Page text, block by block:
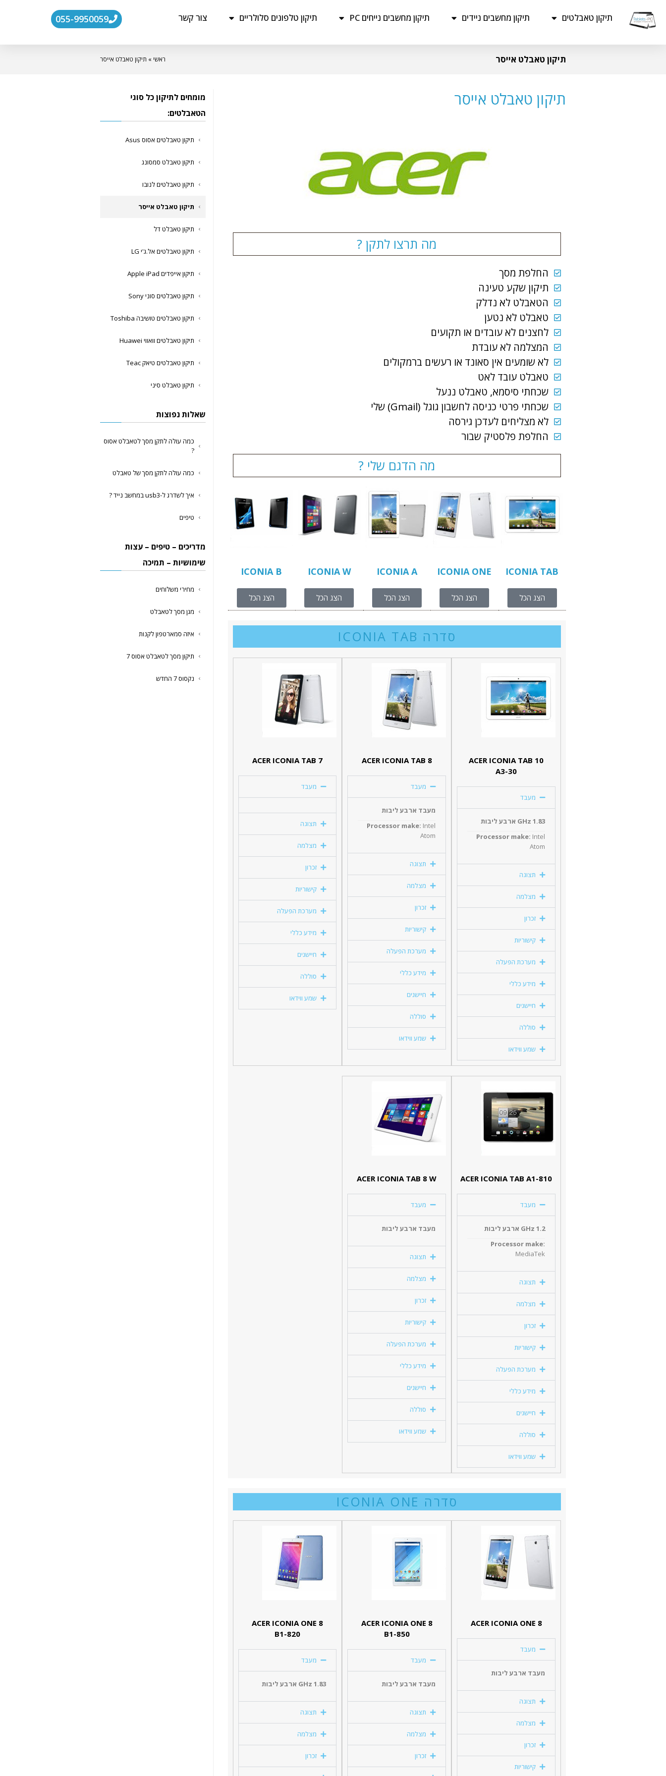
תיקון טאבלטים תיקון מחשבים ניידים תיקון מחשבים נייחים PC תיקון טלפונים סלולריים צור קשר 055-9950059
תיקון טאבלט אייסר ראשי » תיקון טאבלט אייסר
תיקון טאבלט אייסר
מה תרצו לתקן ?
החלפת מסך
תיקון שקע טעינה
הטאבלט לא נדלק
טאבלט לא נטען
לחצנים לא עובדים או תקועים
המצלמה לא עובדת
לא שומעים אין סאונד או רעשים ברמקולים
טאבלט עובד לאט
שכחתי סיסמא, טאבלט ננעל
שכחתי פרטי כניסה לחשבון גוגל (Gmail) שלי
לא מצליחים לעדכן גירסה
החלפת פלסטיק שבור
מה הדגם שלי ?
ICONIA TAB
הצג הכל
ICONIA ONE
הצג הכל
ICONIA A
הצג הכל
ICONIA W
הצג הכל
ICONIA B
הצג הכל
סדרה ICONIA TAB
ACER ICONIA TAB 10
A3-30
מעבד
1.83 GHz ארבע ליבות
Processor make: Intel
Atom
תצוגה
מצלמה
זכרון
קישוריות
מערכת הפעלה
מידע כללי
חיישנים
סוללה
שמע ווידאו
ACER ICONIA TAB 8
מעבד
מעבד ארבע ליבות
Processor make: Intel
Atom
תצוגה
מצלמה
זכרון
קישוריות
מערכת הפעלה
מידע כללי
חיישנים
סוללה
שמע ווידאו
ACER ICONIA TAB 7
מעבד
תצוגה
מצלמה
זכרון
קישוריות
מערכת הפעלה
מידע כללי
חיישנים
סוללה
שמע ווידאו
ACER ICONIA TAB A1-810
מעבד
1.2 GHz ארבע ליבות
Processor make:
MediaTek
תצוגה
מצלמה
זכרון
קישוריות
מערכת הפעלה
מידע כללי
חיישנים
סוללה
שמע ווידאו
ACER ICONIA TAB 8 W
מעבד
מעבד ארבע ליבות
תצוגה
מצלמה
זכרון
קישוריות
מערכת הפעלה
מידע כללי
חיישנים
סוללה
שמע ווידאו
סדרה ICONIA ONE
ACER ICONIA ONE 8
מעבד
מעבד ארבע ליבות
תצוגה
מצלמה
זכרון
קישוריות
ACER ICONIA ONE 8
B1-850
מעבד
מעבד ארבע ליבות
תצוגה
מצלמה
זכרון
ACER ICONIA ONE 8
B1-820
מעבד
1.83 GHz ארבע ליבות
תצוגה
מצלמה
זכרון
מומחים לתיקון כל סוגי
הטאבלטים:
תיקון טאבלטים אסוס Asus
תיקון טאבלט סמסונג
תיקון טאבלטים לנובו
תיקון טאבלט אייסר
תיקון טאבלט דל
תיקון טאבלטים אל.ג'י LG
תיקון אייפדים Apple iPad
תיקון טאבלטים סוני Sony
תיקון טאבלטים טושיבה Toshiba
תיקון טאבלטים וואווי Huawei
תיקון טאבלטים טיאק Teac
תיקון טאבלט סיני
שאלות נפוצות
כמה עולה לתקן מסך לטאבלט אסוס
?
כמה עולה לתקן מסך של טאבלט
איך לשדרג ל-usb3 במחשב נייד ?
טיפים
מדריכים – טיפים – עצות
שימושיות – תמיכה
מחירי משלוחים
מגן מסך לטאבלט
איזה סמארטפון לקנות
תיקון מסך לטאבלט אסוס 7
נקסוס 7 החדש